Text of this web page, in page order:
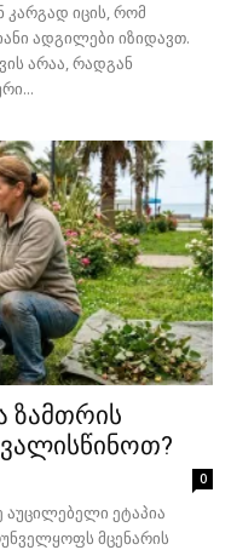
კარგად იცის, რომ
ადგილები იზიდავთ.
არაა, რადგან
ზამთრის
0
აუცილებელი ეტაპია
მცენარის